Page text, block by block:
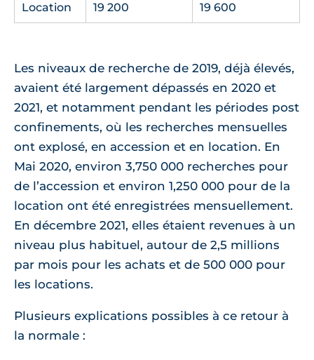
Location 19 200 19 600
Les niveaux de recherche de 2019, déjà élevés,
avaient été largement dépassés en 2020 et
2021, et notamment pendant les périodes post
confinements, où les recherches mensuelles
ont explosé, en accession et en location. En
Mai 2020, environ 3,750 000 recherches pour
de l’accession et environ 1,250 000 pour de la
location ont été enregistrées mensuellement.
En décembre 2021, elles étaient revenues à un
niveau plus habituel, autour de 2,5 millions
par mois pour les achats et de 500 000 pour
les locations.
Plusieurs explications possibles à ce retour à
la normale :